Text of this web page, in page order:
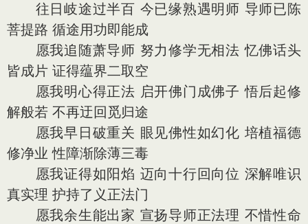
往日岐途过半百 今已缘熟遇明师 导师已陈
菩提路 循途用功即能成
愿我追随萧导师 努力修学无相法 忆佛话头
皆成片 证得蕴界二取空
愿我明心得正法 启开佛门成佛子 悟后起修
解般若 不再迂回觅归途
愿我早日破重关 眼见佛性如幻化 培植福德
修净业 性障渐除薄三毒
愿我证得如阳焰 迈向十行回向位 深解唯识
真实理 护持了义正法门
愿我余生能出家 宣扬导师正法理 不惜性命